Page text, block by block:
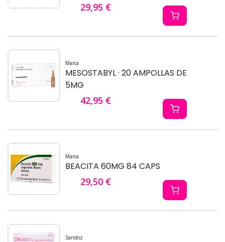
29,95 €
Marca
MESOSTABYL · 20 AMPOLLAS DE
5MG
42,95 €
Marca
BEACITA 60MG 84 CAPS
29,50 €
Sandoz